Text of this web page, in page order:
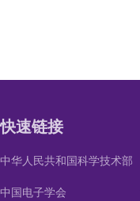
快速链接
中华人民共和国科学技术部
中国电子学会